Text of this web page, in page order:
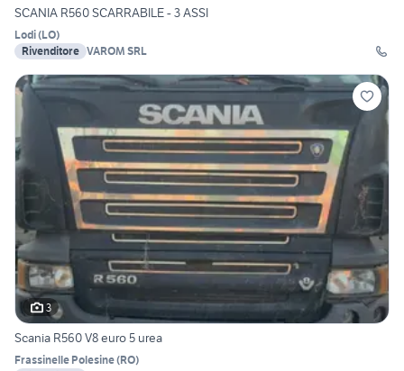
SCANIA R560 SCARRABILE - 3 ASSI
Lodi(LO)
Rivenditore VAROM SRL
3
Scania R560 V8 euro 5 urea
Frassinelle Polesine(RO)